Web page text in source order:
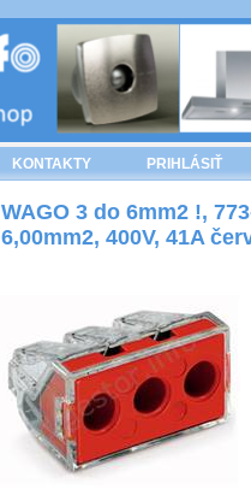
KONTAKTY PRIHLÁSIŤ
WAGO 3 do 6mm2 !,
6,00mm2, 400V, 41A